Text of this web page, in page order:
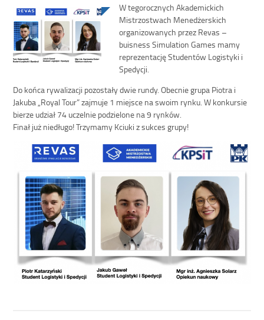
W tegorocznych Akademickich
Mistrzostwach Menedżerskich
organizowanych przez Revas –
buisness Simulation Games mamy
reprezentację Studentów Logistyki i
Spedycji.
Do końca rywalizacji pozostały dwie rundy. Obecnie grupa Piotra i
Jakuba „Royal Tour” zajmuje 1 miejsce na swoim rynku. W konkursie
bierze udział 74 uczelnie podzielone na 9 rynków.
Finał już niedługo! Trzymamy Kciuki z sukces grupy!